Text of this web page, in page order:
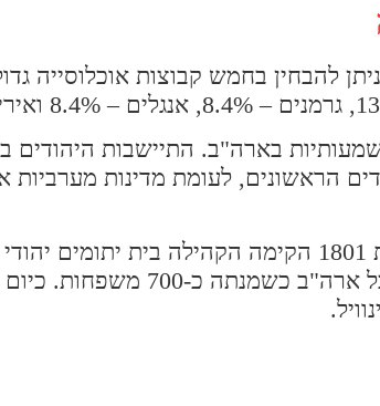
מיליון תושבים. במדינה ניתן להבחין בחמש קבוצות
בארה"ב. התיישבות היהודים
הראשונים, לעומת מדינות מערביות
הייתה הקהילה היהודית במדינה הגדולה מבין הקהילות היהודיות בכל